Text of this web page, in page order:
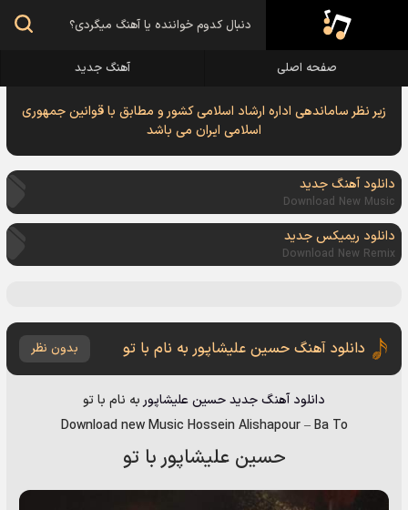
صفحه اصلی آهنگ جدید
زیر نظر ساماندهی اداره ارشاد اسلامی کشور و مطابق با قوانین جمهوری
اسلامی ایران می باشد
دانلود آهنگ جدید
Download New Music
دانلود ریمیکس جدید
Download New Remix
دانلود آهنگ حسین علیشاپور به نام با تو بدون نظر
دانلود آهنگ جدیدحسین علیشاپور به نام با تو
Download new Music Hossein Alishapour–Ba To
حسین علیشاپور با تو